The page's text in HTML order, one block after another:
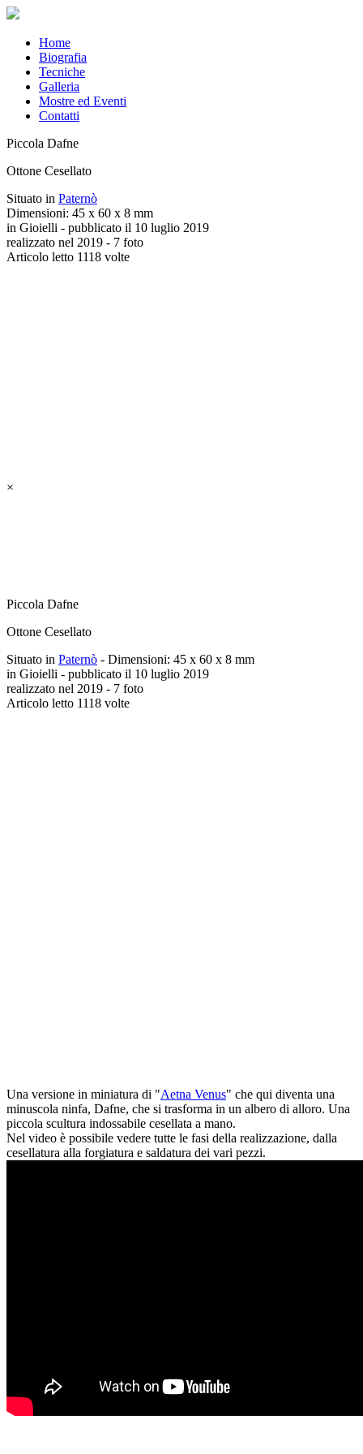
Home
Biografia
Tecniche
Galleria
Mostre ed Eventi
Contatti
Piccola Dafne
Ottone Cesellato
Situato in Paternò
Dimensioni: 45 x 60 x 8 mm
in Gioielli - pubblicato il 10 luglio 2019
realizzato nel 2019 - 7 foto
Articolo letto 1118 volte
×
Piccola Dafne
Ottone Cesellato
Situato in Paternò - Dimensioni: 45 x 60 x 8 mm
in Gioielli - pubblicato il 10 luglio 2019
realizzato nel 2019 - 7 foto
Articolo letto 1118 volte
Una versione in miniatura di "Aetna Venus" che qui diventa una
minuscola ninfa, Dafne, che si trasforma in un albero di alloro. Una
piccola scultura indossabile cesellata a mano.
Nel video è possibile vedere tutte le fasi della realizzazione, dalla
cesellatura alla forgiatura e saldatura dei vari pezzi.